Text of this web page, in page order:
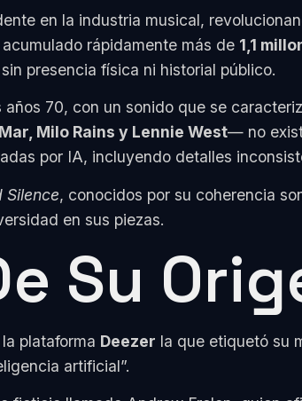
en la industria musical,
acumulado rápidamente más de 1,1
presencia física ni historial público.
70, con un sonido que se
Milo Rains y Lennie West— no
por IA, incluyendo detalles
Silence, conocidos por su coherencia
en sus piezas.
Su
plataforma Deezer la que etiquetó su
artificial”.